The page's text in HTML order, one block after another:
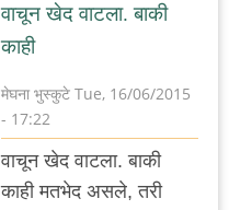
वाचून खेद वाटला. बाकी
काही
मेघना भुस्कुटे Tue, 16/06/2015
- 17:22
reply
वाचून खेद वाटला. बाकी
काही मतभेद असले, तरी